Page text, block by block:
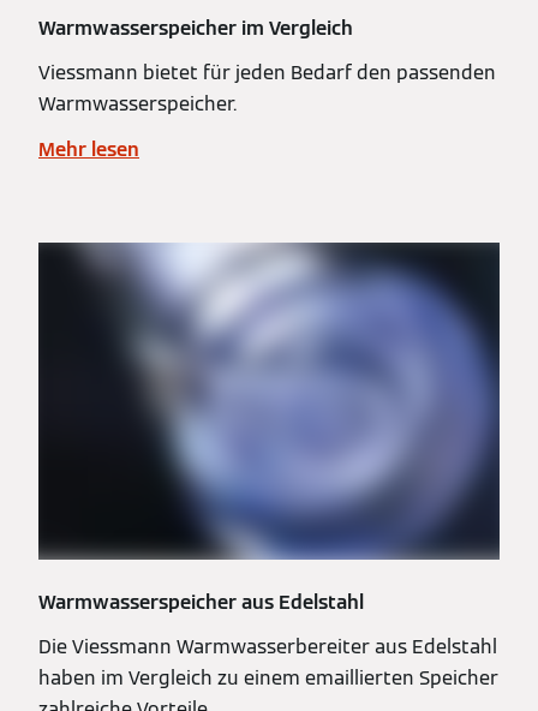
Warmwasserspeicher im Vergleich
Viessmann bietet für jeden Bedarf den passenden
Warmwasserspeicher.
Mehr lesen
Warmwasserspeicher aus Edelstahl
Die Viessmann Warmwasserbereiter aus Edelstahl
haben im Vergleich zu einem emaillierten Speicher